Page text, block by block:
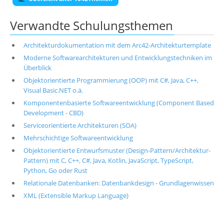
Verwandte Schulungsthemen
Architekturdokumentation mit dem Arc42-Architekturtemplate
Moderne Softwarearchitekturen und Entwicklungstechniken im
Überblick
Objektorientierte Programmierung (OOP) mit C#, Java, C++,
Visual Basic.NET o.ä.
Komponentenbasierte Softwareentwicklung (Component Based
Development - CBD)
Serviceorientierte Architekturen (SOA)
Mehrschichtige Softwareentwicklung
Objektorientierte Entwurfsmuster (Design-Pattern/Architektur-
Pattern) mit C, C++, C#, Java, Kotlin, JavaScript, TypeScript,
Python, Go oder Rust
Relationale Datenbanken: Datenbankdesign - Grundlagenwissen
XML (Extensible Markup Language)